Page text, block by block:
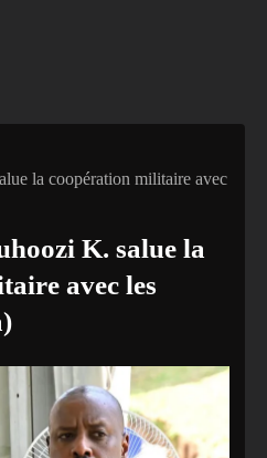
la coopération militaire avec
K. salue la
avec les